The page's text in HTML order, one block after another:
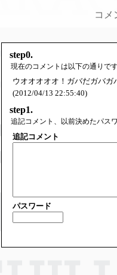
コメ
step0.
現在のコメントは以下の通りで
ウオオオオオ！ガバだガバ
(2012/04/13 22:55:40)
step1.
追記コメント、以前決めたパス
追記コメント
パスワード